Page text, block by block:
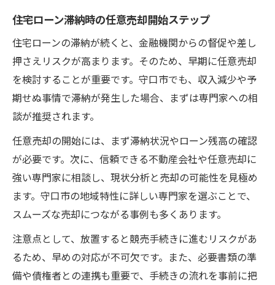
住宅ローン滞納時の任意売却開始ステップ
住宅ローンの滞納が続くと、金融機関からの督促や差し
押さえリスクが高まります。そのため、早期に任意売却
を検討することが重要です。守口市でも、収入減少や予
期せぬ事情で滞納が発生した場合、まずは専門家への相
談が推奨されます。
任意売却の開始には、まず滞納状況やローン残高の確認
が必要です。次に、信頼できる不動産会社や任意売却に
強い専門家に相談し、現状分析と売却の可能性を見極め
ます。守口市の地域特性に詳しい専門家を選ぶことで、
スムーズな売却につながる事例も多くあります。
注意点として、放置すると競売手続きに進むリスクがあ
るため、早めの対応が不可欠です。また、必要書類の準
備や債権者との連携も重要で、手続きの流れを事前に把